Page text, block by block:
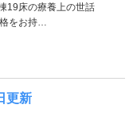
19床の療養上の世話
をお持…
更新